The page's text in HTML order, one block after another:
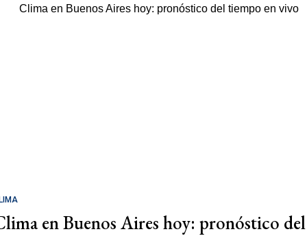
en Buenos Aires hoy: pronóstico del